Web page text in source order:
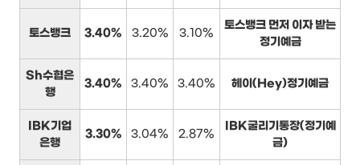
토스뱅크 3.40% 3.20% 3.10%
토스뱅크 먼저 이자 받는
정기예금
Sh수협은
행
3.40% 3.40% 3.40% 헤이(Hey)정기예금
IBK기업
은행
3.30% 3.04% 2.87%
IBK굴리기통장(정기예
금)